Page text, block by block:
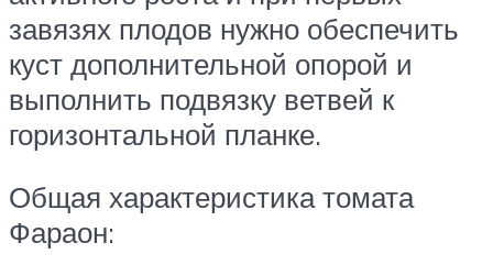
завязях плодов нужно обеспечить
куст дополнительной опорой и
выполнить подвязку ветвей к
горизонтальной планке.
Общая характеристика томата
Фараон: